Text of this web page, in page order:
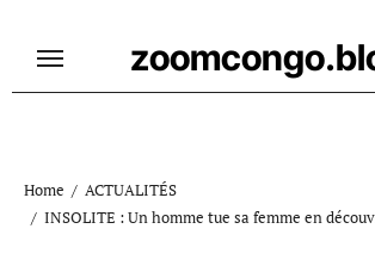
Home
ACTUALITÉS
INSOLITE : Un homme tue sa femme en